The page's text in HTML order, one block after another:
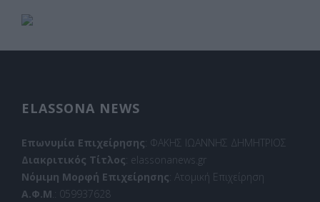
ELASSONA NEWS
Επωνυμία Επιχείρησης: ΦΑΚΗΣ ΙΩΑΝΝΗΣ ΔΗΜΗΤΡΙΟΣ
Διακριτικός Τίτλος: elassonanews.gr
Νόμιμη Μορφή Επιχείρησης: Ατομική Επιχείρηση
Α.Φ.Μ.: 059937628